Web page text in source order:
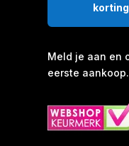
korting
Meld je aan en
eerste aankoop.